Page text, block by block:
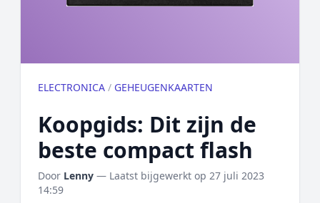
ELECTRONICA / GEHEUGENKAARTEN
Koopgids: Dit zijn de
beste compact flash
Door Lenny — Laatst bijgewerkt op 27 juli 2023
14:59